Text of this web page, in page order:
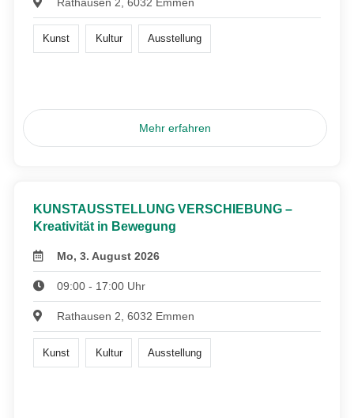
Kunst Kultur Ausstellung
Mehr erfahren
KUNSTAUSSTELLUNG VERSCHIEBUNG –
Kreativität in Bewegung
Mo, 3. August 2026
09:00 - 17:00 Uhr
Rathausen 2, 6032 Emmen
Kunst Kultur Ausstellung